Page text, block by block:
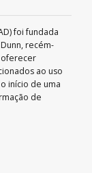
foi fundada
recém-
oferecer
ao uso
início de uma
de